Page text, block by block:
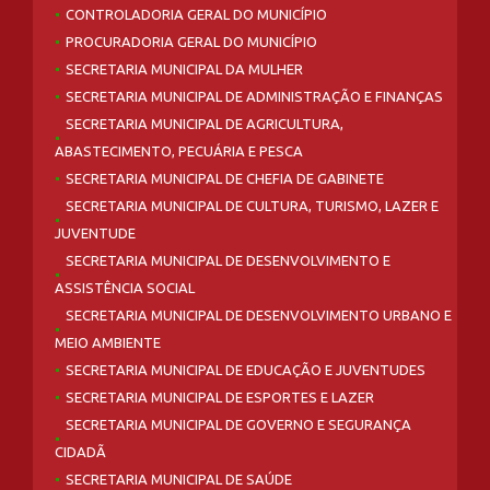
CONTROLADORIA GERAL DO MUNICÍPIO
PROCURADORIA GERAL DO MUNICÍPIO
SECRETARIA MUNICIPAL DA MULHER
SECRETARIA MUNICIPAL DE ADMINISTRAÇÃO E FINANÇAS
SECRETARIA MUNICIPAL DE AGRICULTURA,
ABASTECIMENTO, PECUÁRIA E PESCA
SECRETARIA MUNICIPAL DE CHEFIA DE GABINETE
SECRETARIA MUNICIPAL DE CULTURA, TURISMO, LAZER E
JUVENTUDE
SECRETARIA MUNICIPAL DE DESENVOLVIMENTO E
ASSISTÊNCIA SOCIAL
SECRETARIA MUNICIPAL DE DESENVOLVIMENTO URBANO E
MEIO AMBIENTE
SECRETARIA MUNICIPAL DE EDUCAÇÃO E JUVENTUDES
SECRETARIA MUNICIPAL DE ESPORTES E LAZER
SECRETARIA MUNICIPAL DE GOVERNO E SEGURANÇA
CIDADÃ
SECRETARIA MUNICIPAL DE SAÚDE